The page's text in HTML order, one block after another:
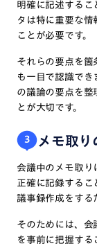
明確に記述するこ
タは特に重要な情
ことが必要です。
それらの要点を箇
も一目で認識でき
の議論の要点を整
とが大切です。
3 メモ取
会議中のメモ取り
正確に記録するこ
議事録作成をする
そのためには、会
を事前に把握する